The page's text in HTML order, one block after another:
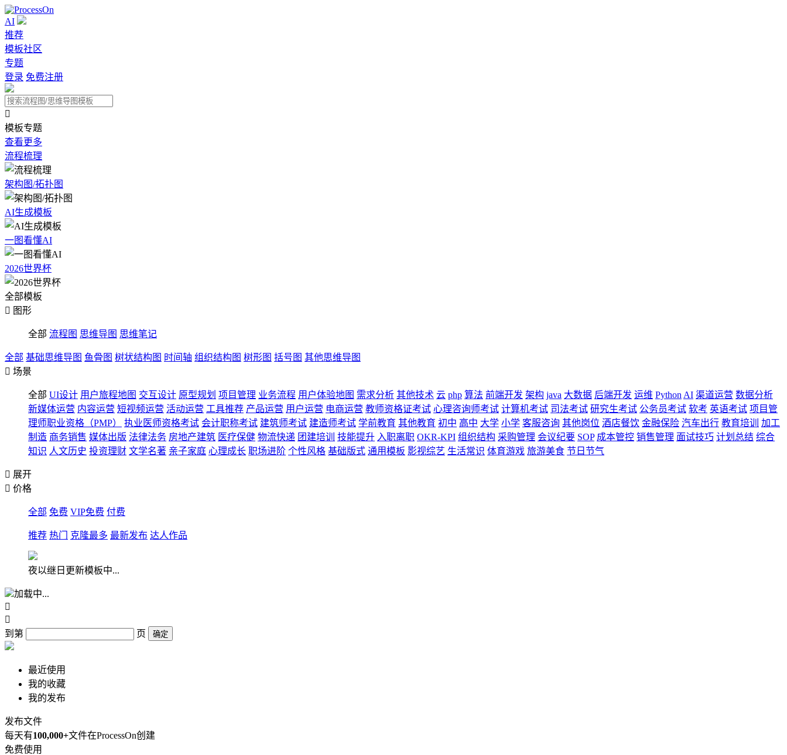
AI
推荐
模板社区
专题
登录 免费注册

模板专题
查看更多
流程梳理
架构图/拓扑图
AI生成模板
一图看懂AI
2026世界杯
全部模板
 图形
全部 流程图 思维导图 思维笔记
全部 基础思维导图 鱼骨图 树状结构图 时间轴 组织结构图 树形图 括号图 其他思维导图
 场景
全部 UI设计 用户旅程地图 交互设计 原型规划 项目管理 业务流程 用户体验地图 需求分析 其他技术 云 php 算法 前端开发 架构 java 大数据 后端开发 运维 Python AI 渠道运营 数据分析
新媒体运营 内容运营 短视频运营 活动运营 工具推荐 产品运营 用户运营 电商运营 教师资格证考试 心理咨询师考试 计算机考试 司法考试 研究生考试 公务员考试 软考 英语考试 项目管
理师职业资格（PMP）
执业医师资格考试 会计职称考试 建筑师考试 建造师考试 学前教育 其他教育 初中 高中 大学 小学 客服咨询 其他岗位 酒店餐饮 金融保险 汽车出行 教育培训
加工
制造 商务销售 媒体出版 法律法务 房地产建筑 医疗保健 物流快递 团建培训 技能提升 入职离职 OKR-KPI 组织结构 采购管理 会议纪要 SOP 成本管控 销售管理 面试技巧 计划总结 综合
知识 人文历史 投资理财 文学名著 亲子家庭 心理成长 职场进阶 个性风格 基础版式 通用模板 影视综艺 生活常识 体育游戏 旅游美食 节日节气
 展开
 价格
全部 免费 VIP免费 付费
推荐 热门 克隆最多 最新发布 达人作品
夜以继日更新模板中...
加载中...


到第
页 确定
最近使用
我的收藏
我的发布
发布文件
每天有100,000+文件在ProcessOn创建
免费使用